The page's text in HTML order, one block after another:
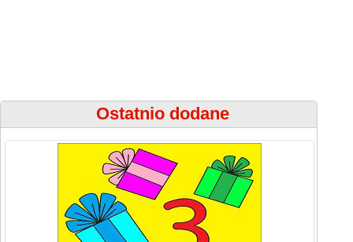
Ostatnio dodane